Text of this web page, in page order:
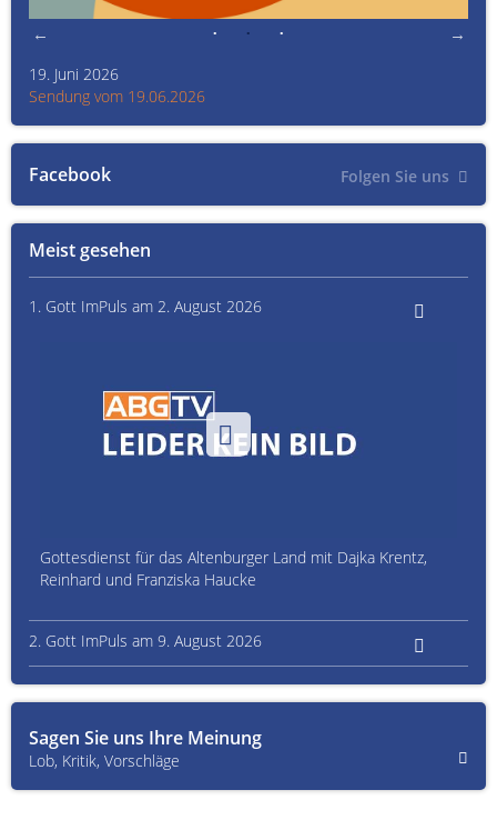
Meist gesehen
1. Gott ImPuls am 2. August 2026
Gottesdienst für das Altenburger Land mit Dajka Krentz,
Reinhard und Franziska Haucke
2. Gott ImPuls am 9. August 2026
Facebook Folgen Sie uns
19. Juni 2026
Sendung vom 19.06.2026
Sagen Sie uns Ihre Meinung
Lob, Kritik, Vorschläge